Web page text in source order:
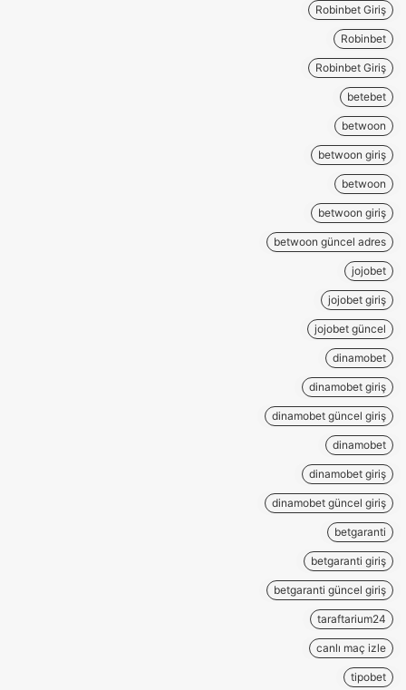
Robinbet Giriş
Robinbet
Robinbet Giriş
betebet
betwoon
betwoon giriş
betwoon
betwoon giriş
betwoon güncel adres
jojobet
jojobet giriş
jojobet güncel
dinamobet
dinamobet giriş
dinamobet güncel giriş
dinamobet
dinamobet giriş
dinamobet güncel giriş
betgaranti
betgaranti giriş
betgaranti güncel giriş
taraftarium24
canlı maç izle
tipobet